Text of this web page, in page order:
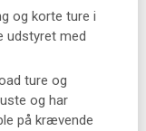
og korte ture i
udstyret med
ture og
og har
på krævende